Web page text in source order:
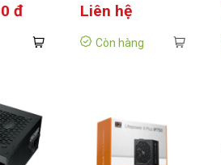
ATX
đ
PCIE 5.0 (750W, 80
Liên hệ
Còn hàng